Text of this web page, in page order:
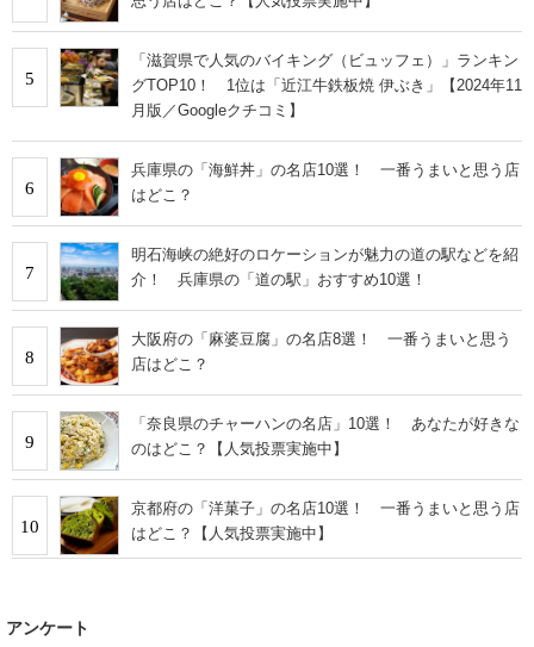
5
「滋賀県で人気のバイキング（ビュッフェ）」ランキン
グTOP10！ 1位は「近江牛鉄板焼 伊ぶき」【2024年11
月版／Googleクチコミ】
6
兵庫県の「海鮮丼」の名店10選！ 一番うまいと思う店
はどこ？
7
明石海峡の絶好のロケーションが魅力の道の駅などを紹
介！ 兵庫県の「道の駅」おすすめ10選！
8
大阪府の「麻婆豆腐」の名店8選！ 一番うまいと思う
店はどこ？
9
「奈良県のチャーハンの名店」10選！ あなたが好きな
のはどこ？【人気投票実施中】
10
京都府の「洋菓子」の名店10選！ 一番うまいと思う店
はどこ？【人気投票実施中】
アンケート